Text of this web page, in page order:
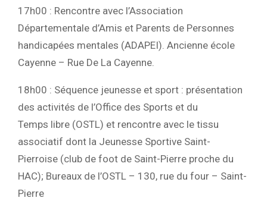
17h00 : Rencontre avec l’Association
Départementale d’Amis et Parents de Personnes
handicapées mentales (ADAPEI). Ancienne école
Cayenne – Rue De La Cayenne.
18h00 : Séquence jeunesse et sport : présentation
des activités de l’Office des Sports et du
Temps libre (OSTL) et rencontre avec le tissu
associatif dont la Jeunesse Sportive Saint-
Pierroise (club de foot de Saint-Pierre proche du
HAC); Bureaux de l’OSTL – 130, rue du four – Saint-
Pierre